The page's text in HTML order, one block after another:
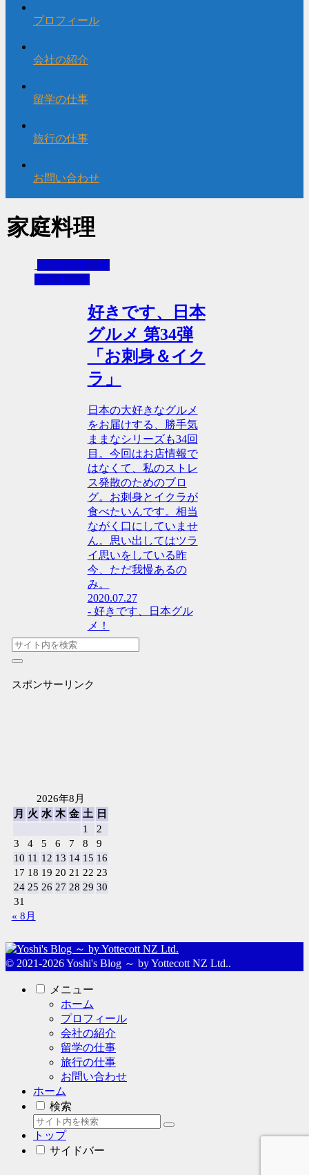
プロフィール
会社の紹介
留学の仕事
旅行の仕事
お問い合わせ
家庭料理
- 好きです、日
本グルメ！
好きです、日本
グルメ 第34弾
「お刺身＆イク
ラ」
日本の大好きなグルメ
をお届けする、勝手気
ままなシリーズも34回
目。今回はお店情報で
はなくて、私のストレ
ス発散のためのブロ
グ。お刺身とイクラが
食べたいんです。相当
ながく口にしていませ
ん。思い出してはツラ
イ思いをしている昨
今、ただ我慢あるの
み。
2020.07.27
- 好きです、日本グル
メ！
スポンサーリンク
2026年8月
月
火 水 木 金 土
日
1
2
3
4 5 6 7 8
9
10 11 12 13 14 15 16
17 18 19 20 21 22 23
24 25 26 27 28 29 30
31
« 8月
© 2021-2026 Yoshi's Blog ～ by Yottecott NZ Ltd..
メニュー
ホーム
プロフィール
会社の紹介
留学の仕事
旅行の仕事
お問い合わせ
ホーム
検索
トップ
サイドバー